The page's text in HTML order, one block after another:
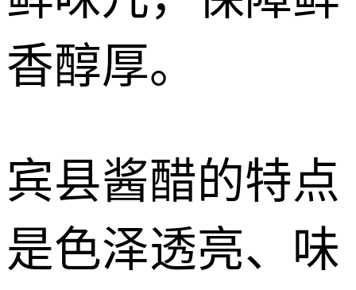
香醇厚。
宾县酱醋的特点
是色泽透亮、味